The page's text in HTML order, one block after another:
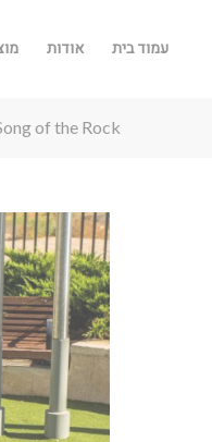
עמוד בית אודות
of the Rock